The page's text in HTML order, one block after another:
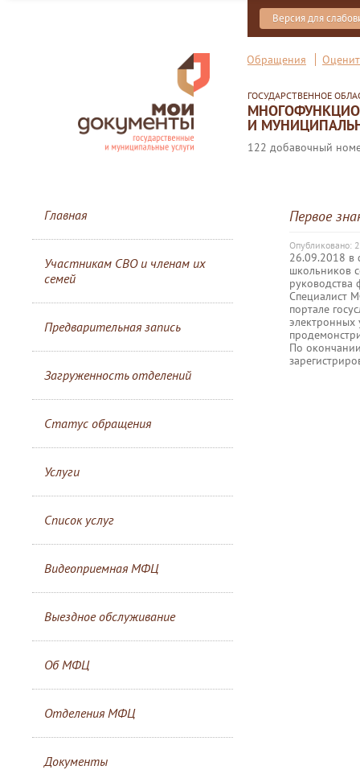
Версия для
Обращения
ГОСУДАРСТВЕННОЕ
И
122 добавочный
Главная
Участникам СВО и членам их
семей
Предварительная запись
Загруженность отделений
Статус обращения
Услуги
Список услуг
Видеоприемная МФЦ
Выездное обслуживание
Об МФЦ
Отделения МФЦ
Документы
Первое
Опубликовано:
26.09.2018 в
школьников
Специалист
портале
электронных
По